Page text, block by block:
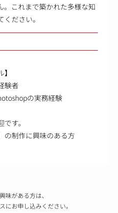
。これまで築かれた多様な知
ださい。
験者
の実務経験
す。
の制作に興味のある方
味がある方は、
にお申し込みください。